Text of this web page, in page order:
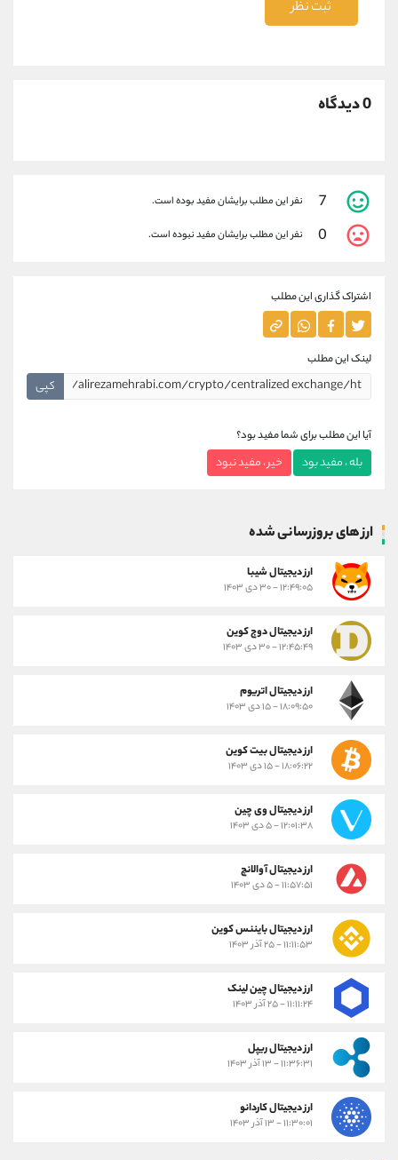
ثبت نظر
0 دیدگاه
7 نفر این مطلب برایشان مفید بوده است.
0 نفر این مطلب برایشان مفید نبوده است.
اشتراک گذاری این مطلب
لینک این مطلب
کپی
آیا این مطلب برای شما مفید بود؟
بله ، مفید بود خیر ، مفید نبود
ارز های بروزرسانی شده
ارز ديجيتال شیبا
۱۲:۴۹:۰۵ - ۳۰ دی ۱۴۰۳
ارز دیجیتال دوج کوین
۱۲:۴۵:۴۹ - ۳۰ دی ۱۴۰۳
ارز دیجیتال اتریوم
۱۸:۰۹:۵۰ - ۱۵ دی ۱۴۰۳
ارز دیجیتال بیت کوین
۱۸:۰۶:۲۲ - ۱۵ دی ۱۴۰۳
ارز دیجیتال وی چین
۱۲:۰۱:۳۸ - ۵ دی ۱۴۰۳
ارز دیجیتال آوالانچ
۱۱:۵۷:۵۱ - ۵ دی ۱۴۰۳
ارز دیجیتال بایننس کوین
۱۱:۱۱:۵۳ - ۲۵ آذر ۱۴۰۳
ارز دیجیتال چین لینک
۱۱:۱۱:۲۴ - ۲۵ آذر ۱۴۰۳
ارز دیجیتال ریپل
۱۱:۳۶:۳۱ - ۱۳ آذر ۱۴۰۳
ارز دیجیتال کاردانو
۱۱:۳۰:۰۱ - ۱۳ آذر ۱۴۰۳